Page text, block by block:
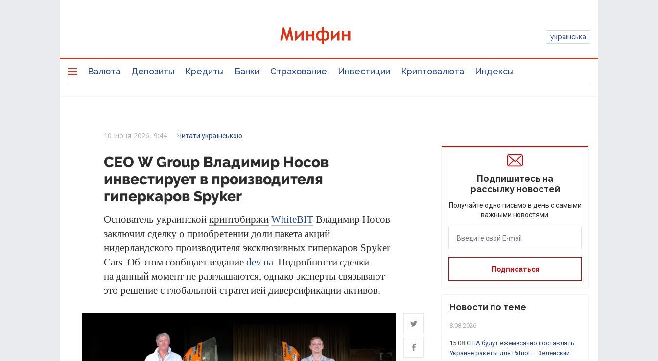
українська
Валюта Депозиты Кредиты Банки Страхование Инвестиции Криптовалюта Индексы
10 июня 2026, 9:44 Читати українською
СЕО W Group Владимир Носов
инвестирует в производителя
гиперкаров Spyker
Основатель украинской криптобиржи WhiteBIT Владимир Носов
заключил сделку о приобретении доли пакета акций
нидерландского производителя эксклюзивных гиперкаров Spyker
Cars. Об этом сообщает издание dev.ua. Подробности сделки
на данный момент не разглашаются, однако эксперты связывают
это решение с глобальной стратегией диверсификации активов.
Подпишитесь на
рассылку новостей
Получайте одно письмо в день с самыми
важными новостями.
Новости по теме
8.08.2026
15:08 США будут ежемесячно поставлять
Украине ракеты для Patriot — Зеленский